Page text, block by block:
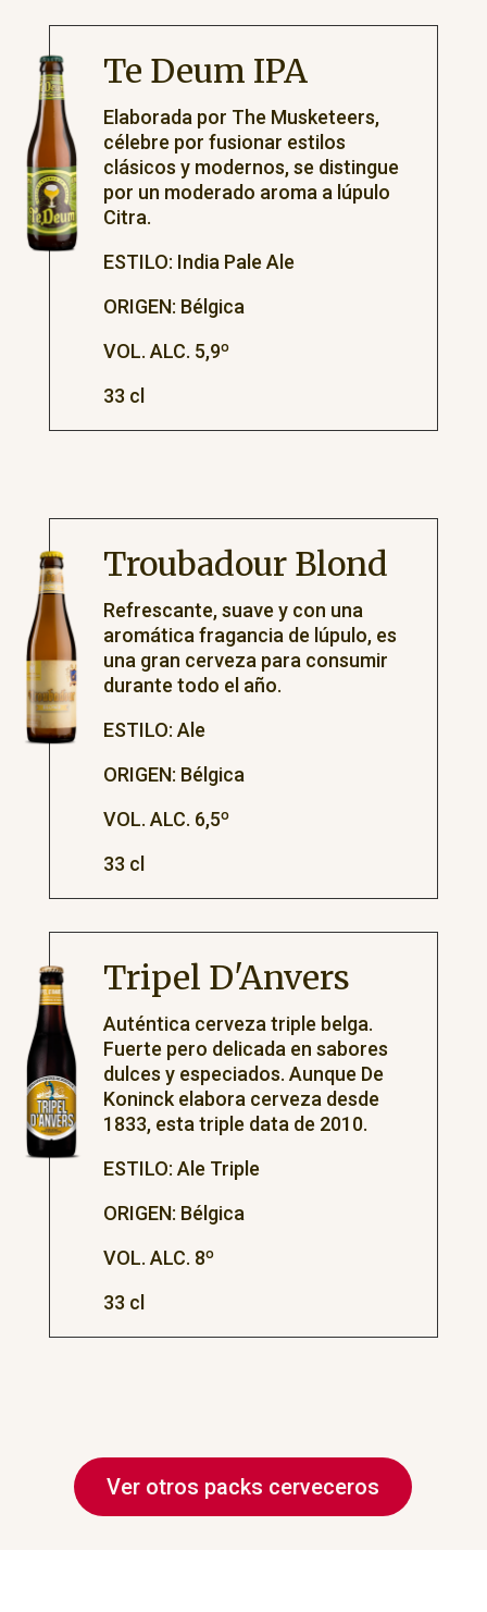
Te Deum IPA
Elaborada por The Musketeers,
célebre por fusionar estilos
clásicos y modernos, se distingue
por un moderado aroma a lúpulo
Citra.
ESTILO: India Pale Ale
ORIGEN: Bélgica
VOL. ALC. 5,9º
33 cl
Troubadour Blond
Refrescante, suave y con una
aromática fragancia de lúpulo, es
una gran cerveza para consumir
durante todo el año.
ESTILO: Ale
ORIGEN: Bélgica
VOL. ALC. 6,5º
33 cl
Tripel D'Anvers
Auténtica cerveza triple belga.
Fuerte pero delicada en sabores
dulces y especiados. Aunque De
Koninck elabora cerveza desde
1833, esta triple data de 2010.
ESTILO: Ale Triple
ORIGEN: Bélgica
VOL. ALC. 8º
33 cl
Ver otros packs cerveceros